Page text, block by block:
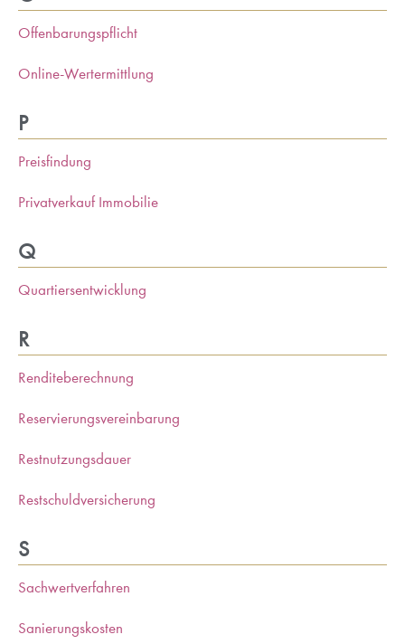
Offenbarungspflicht
Online-Wertermittlung
P
Preisfindung
Privatverkauf Immobilie
Q
Quartiersentwicklung
R
Renditeberechnung
Reservierungsvereinbarung
Restnutzungsdauer
Restschuldversicherung
S
Sachwertverfahren
Sanierungskosten